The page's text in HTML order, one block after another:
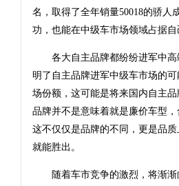
名，取得了全年销量50018的骄人
功，也能在中级车市场领域占据自
各大自主品牌都纷纷进军中高
明了自主品牌进军中级车市场的
场份额，这可能是将来国内自主
品牌并不是意味着就是廉价车型
这不仅仅是品牌的不同，更是品
就能胜出。
随着车市竞争的激烈，将渐渐